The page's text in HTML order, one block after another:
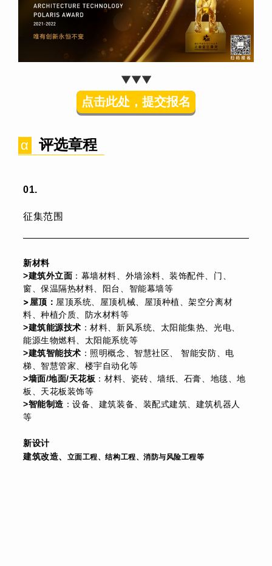
▼▼▼
点击此处，提交报名
α 评选章程
01.
征集范围
新材料
>建筑外立面 ：幕墙材料、外墙涂料、装饰配件、门、
窗、保温隔热材料、阳台、智能幕墙等
>屋顶 ： 屋顶系统、屋顶机械、屋顶种植、架空分离材
料、种植介质、防水材料等
>建筑能源技术 ：材料、新风系统、太阳能集热、光电、
能源生物燃料、太阳能系统等
>建筑智能技术 ：照明概念、智慧社区、 智能安防、电
梯、智慧管家、楼宇自动化等
>墙面/地面/天花板 ：材料、瓷砖、墙纸、石膏、地毯、地
板、天花板装饰等
>智能制造 ：设备、建筑装备、装配式建筑、建筑机器人
等
新设计
建筑改造、
立面工程、结构工程、消防与风险工程等